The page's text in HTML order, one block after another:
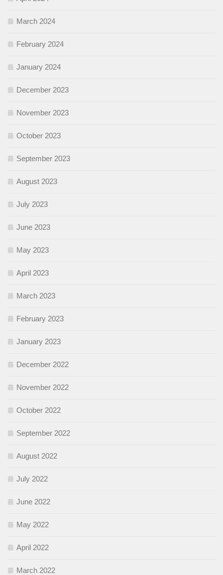
March 2024
February 2024
January 2024
December 2023
November 2023
October 2023
September 2023
August 2023
July 2023
June 2023
May 2023
April 2023
March 2023
February 2023
January 2023
December 2022
November 2022
October 2022
September 2022
August 2022
July 2022
June 2022
May 2022
April 2022
March 2022